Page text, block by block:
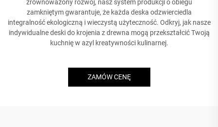
zrównoważony rozwój, nasz system produkcji o obiegu
zamkniętym gwarantuje, że każda deska odzwierciedla
integralność ekologiczną i wieczystą użyteczność. Odkryj, jak nasze
indywidualne deski do krojenia z drewna mogą przekształcić Twoją
kuchnię w azyl kreatywności kulinarnej.
ZAMÓW CENĘ